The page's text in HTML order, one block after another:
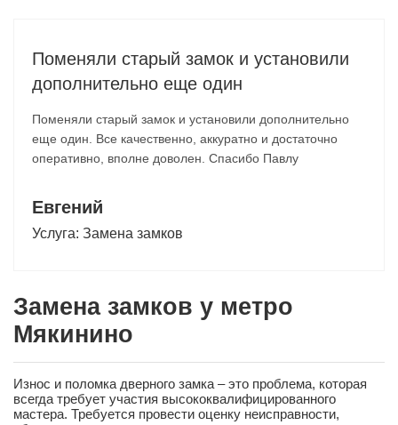
Замена замков у метро
Мякинино
Износ и поломка дверного замка – это проблема, которая
всегда требует участия высококвалифицированного
мастера. Требуется провести оценку неисправности,
Поменяли старый замок и установили
дополнительно еще один
Поменяли старый замок и установили дополнительно
еще один. Все качественно, аккуратно и достаточно
оперативно, вполне доволен. Спасибо Павлу
Евгений
Услуга: Замена замков